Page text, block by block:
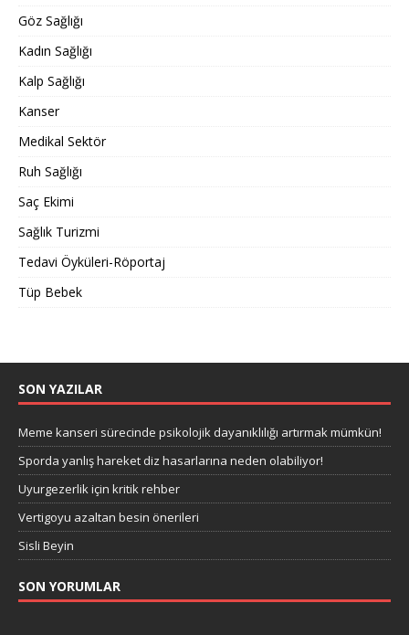
Göz Sağlığı
Kadın Sağlığı
Kalp Sağlığı
Kanser
Medikal Sektör
Ruh Sağlığı
Saç Ekimi
Sağlık Turizmi
Tedavi Öyküleri-Röportaj
Tüp Bebek
SON YAZILAR
Meme kanseri sürecinde psikolojik dayanıklılığı artırmak mümkün!
Sporda yanlış hareket diz hasarlarına neden olabiliyor!
Uyurgezerlik için kritik rehber
Vertigoyu azaltan besin önerileri
Sisli Beyin
SON YORUMLAR